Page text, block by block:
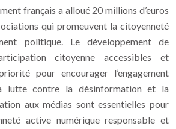
français a alloué 20 millions d’euros
qui promeuvent la citoyenneté
politique. Le développement de
citoyenne accessibles et
pour encourager l’engagement
lutte contre la désinformation et la
aux médias sont essentielles pour
active numérique responsable et